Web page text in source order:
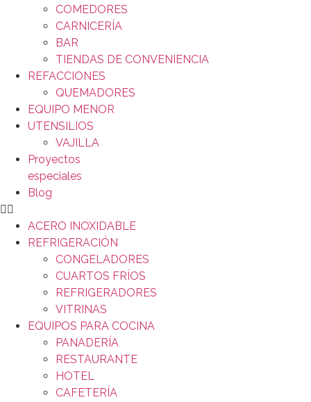
COMEDORES
CARNICERÍA
BAR
TIENDAS DE CONVENIENCIA
REFACCIONES
QUEMADORES
EQUIPO MENOR
UTENSILIOS
VAJILLA
Proyectos
especiales
Blog
ACERO INOXIDABLE
REFRIGERACIÓN
CONGELADORES
CUARTOS FRÍOS
REFRIGERADORES
VITRINAS
EQUIPOS PARA COCINA
PANADERÍA
RESTAURANTE
HOTEL
CAFETERÍA